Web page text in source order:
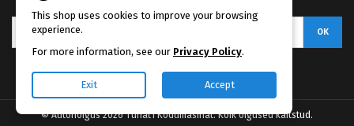
This shop uses cookies to improve your browsing
experience.
For more information, see our Privacy Policy.
Exit Accept
Facebook
© Autoriõigus 2026 Tuhat1 Kodumasinat. Kõik õigused kaitstud.